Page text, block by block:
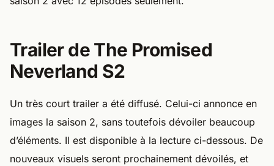
Trailer de The Promised
Neverland S2
Un très court trailer a été diffusé. Celui-ci annonce en
images la saison 2, sans toutefois dévoiler beaucoup
d’éléments. Il est disponible à la lecture ci-dessous. De
nouveaux visuels seront prochainement dévoilés, et